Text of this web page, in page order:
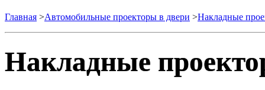
Главная >Автомобильные проекторы в двери >Накладные
Накладные